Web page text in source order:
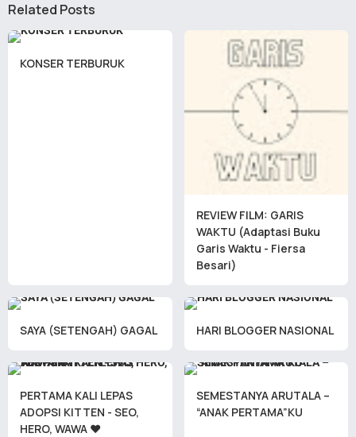
Related Posts
KONSER TERBURUK
REVIEW FILM: GARIS
WAKTU (Adaptasi Buku
Garis Waktu - Fiersa
Besari)
SAYA (SETENGAH) GAGAL HARI BLOGGER NASIONAL
PERTAMA KALI LEPAS
ADOPSI KITTEN - SEO,
HERO, WAWA ♥
SEMESTANYA ARUTALA –
“ANAK PERTAMA”KU